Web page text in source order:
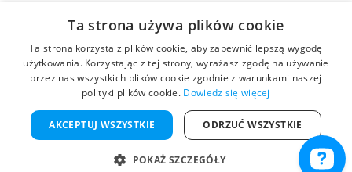
przeglądania stron internetowych. Więcej informacji
znajduje się w polityce prywatności.
Hosting dla Agencji-Hosting Dedykowany -Serwery VPS
Panele
Ta strona używa plików cookie
Ta strona korzysta z plików cookie, aby zapewnić lepszą wygodę
użytkowania. Korzystając z tej strony, wyrażasz zgodę na używanie
przez nas wszystkich plików cookie zgodnie z warunkami naszej
polityki plików cookie. Dowiedz się więcej
AKCEPTUJ WSZYSTKIE ODRZUĆ WSZYSTKIE
POKAŻ SZCZEGÓŁY